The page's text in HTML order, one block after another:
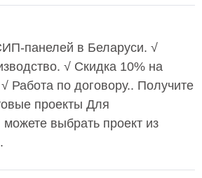
панелей в Беларуси. √
√ Скидка 10% на
Работа по договору.. Получите
проекты Для
выбрать проект из